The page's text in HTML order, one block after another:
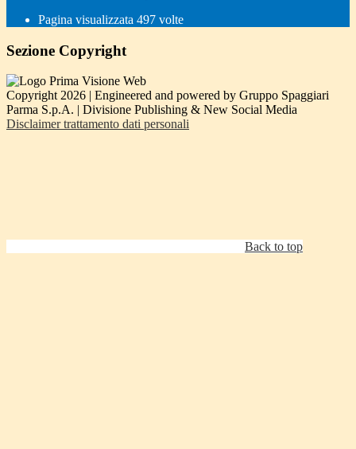
Pagina visualizzata 497 volte
Sezione Copyright
Copyright 2026 | Engineered and powered by Gruppo Spaggiari
Parma S.p.A. | Divisione Publishing & New Social Media
Disclaimer trattamento dati personali
Back to top